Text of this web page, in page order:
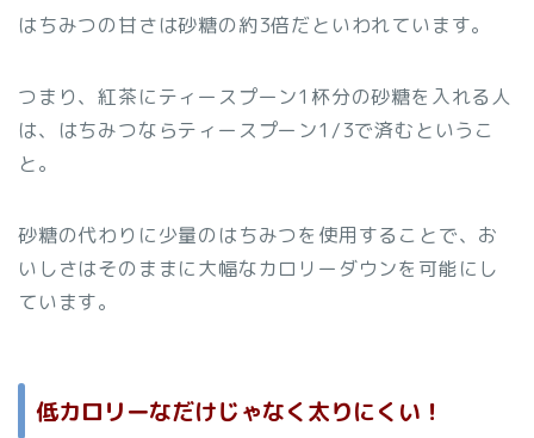
はちみつの甘さは砂糖の約3倍だといわれています。
つまり、紅茶にティースプーン1杯分の砂糖を入れる人
は、はちみつならティースプーン1/3で済むというこ
と。
砂糖の代わりに少量のはちみつを使用することで、お
いしさはそのままに大幅なカロリーダウンを可能にし
ています。
低カロリーなだけじゃなく太りにくい！